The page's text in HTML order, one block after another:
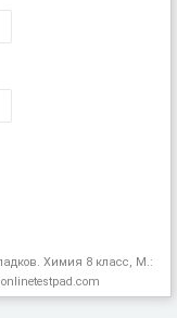
Химия 8 класс, М.: